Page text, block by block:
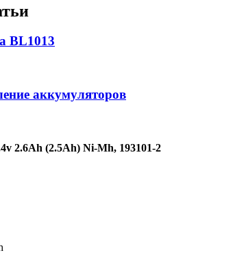
BL1013
аккумуляторов
2.6Ah (2.5Ah) Ni-Mh, 193101-2